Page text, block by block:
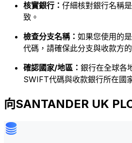
核實銀行： 仔細核對銀行名稱
致。
檢查分支名稱： 如果您使用的
代碼，請確保此分支與收款方
確認國家/地區： 銀行在全球各
SWIFT代碼與收款銀行所在國
向SANTANDER UK